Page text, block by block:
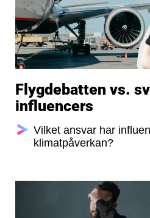
Flygdebatten vs.
influencers
Vilket ansvar har
klimatpåverkan?